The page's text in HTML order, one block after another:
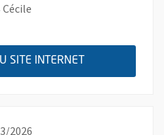
Cécile
SITE INTERNET , OUVRE UNE
2026